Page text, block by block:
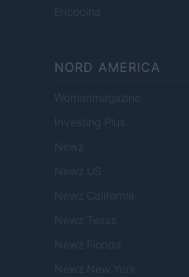
Encocina
NORD AMERICA
Womanmagazine
Investing Plus
Newz
Newz US
Newz California
Newz Texas
Newz Florida
Newz New York